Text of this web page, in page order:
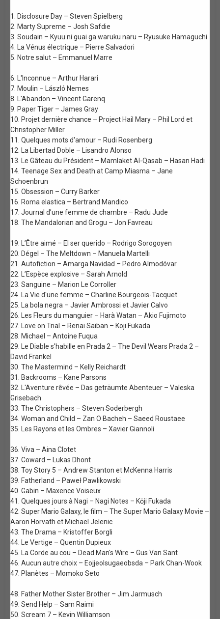
1. Disclosure Day – Steven Spielberg
2. Marty Supreme – Josh Safdie
3. Soudain – Kyuu ni guai ga waruku naru – Ryusuke Hamaguchi
4. La Vénus électrique – Pierre Salvadori
5. Notre salut – Emmanuel Marre
6. L'Inconnue – Arthur Harari
7. Moulin – László Nemes
8. L'Abandon – Vincent Garenq
9. Paper Tiger – James Gray
10. Projet dernière chance – Project Hail Mary – Phil Lord et
Christopher Miller
11. Quelques mots d'amour – Rudi Rosenberg
12. La Libertad Doble – Lisandro Alonso
13. Le Gâteau du Président – Mamlaket Al-Qasab – Hasan Hadi
14. Teenage Sex and Death at Camp Miasma – Jane
Schoenbrun
15. Obsession – Curry Barker
16. Roma elastica – Bertrand Mandico
17. Journal d’une femme de chambre – Radu Jude
18. The Mandalorian and Grogu – Jon Favreau
19. L’Être aimé – El ser querido – Rodrigo Sorogoyen
20. Dégel – The Meltdown – Manuela Martelli
21. Autofiction – Amarga Navidad – Pedro Almodóvar
22. L’Espèce explosive – Sarah Arnold
23. Sanguine – Marion Le Corroller
24. La Vie d'une femme – Charline Bourgeois-Tacquet
25. La bola negra – Javier Ambrossi et Javier Calvo
26. Les Fleurs du manguier – Harà Watan – Akio Fujimoto
27. Love on Trial – Renai Saiban – Koji Fukada
28. Michael – Antoine Fuqua
29. Le Diable s'habille en Prada 2 – The Devil Wears Prada 2 –
David Frankel
30. The Mastermind – Kelly Reichardt
31. Backrooms – Kane Parsons
32. L'Aventure rêvée – Das geträumte Abenteuer – Valeska
Grisebach
33. The Christophers – Steven Soderbergh
34. Woman and Child – Zan O Bacheh – Saeed Roustaee
35. Les Rayons et les Ombres – Xavier Giannoli
36. Viva – Aina Clotet
37. Coward – Lukas Dhont
38. Toy Story 5 – Andrew Stanton et McKenna Harris
39. Fatherland – Paweł Pawlikowski
40. Gabin – Maxence Voiseux
41. Quelques jours à Nagi – Nagi Notes – Kōji Fukada
42. Super Mario Galaxy, le film – The Super Mario Galaxy Movie –
Aaron Horvath et Michael Jelenic
43. The Drama – Kristoffer Borgli
44. Le Vertige – Quentin Dupieux
45. La Corde au cou – Dead Man's Wire – Gus Van Sant
46. Aucun autre choix – Eojjeolsugaeobsda – Park Chan-Wook
47. Planètes – Momoko Seto
48. Father Mother Sister Brother – Jim Jarmusch
49. Send Help – Sam Raimi
50. Scream 7 – Kevin Williamson